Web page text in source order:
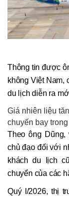
Thông tin được
không Việt Nam,
du lịch diễn ra
Giá nhiên liệu
chuyến bay
Theo ông
chủ đạo đối với
khách du lịch
chuyển của các
Quý I/2026, thị